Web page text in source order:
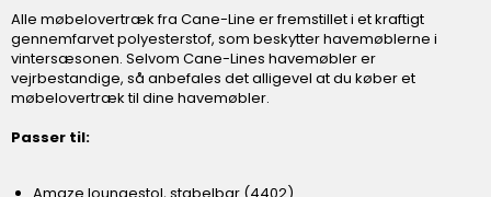
Alle møbelovertræk fra Cane-Line er fremstillet i et kraftigt
gennemfarvet polyesterstof, som beskytter havemøblerne i
vintersæsonen. Selvom Cane-Lines havemøbler er
vejrbestandige, så anbefales det alligevel at du køber et
møbelovertræk til dine havemøbler.
Passer til: